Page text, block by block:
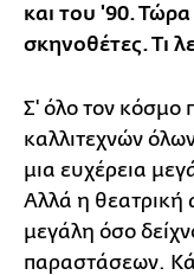
και του '90. Τώρα
σκηνοθέτες. Τι
Σ' όλο τον κόσμο
καλλιτεχνών
μια ευχέρεια
Αλλά η θεατρική
μεγάλη όσο
παραστάσεων.